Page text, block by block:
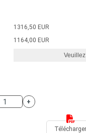
1316,50 EUR
1164,00 EUR
+
Télécharger